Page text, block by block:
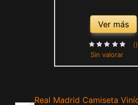
Ver más
Sin valorar
()
Real Madrid Camiseta